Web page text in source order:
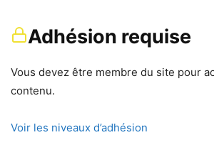
Adhésion requise
Vous devez être membre du site pour
contenu.
Voir les niveaux d’adhésion